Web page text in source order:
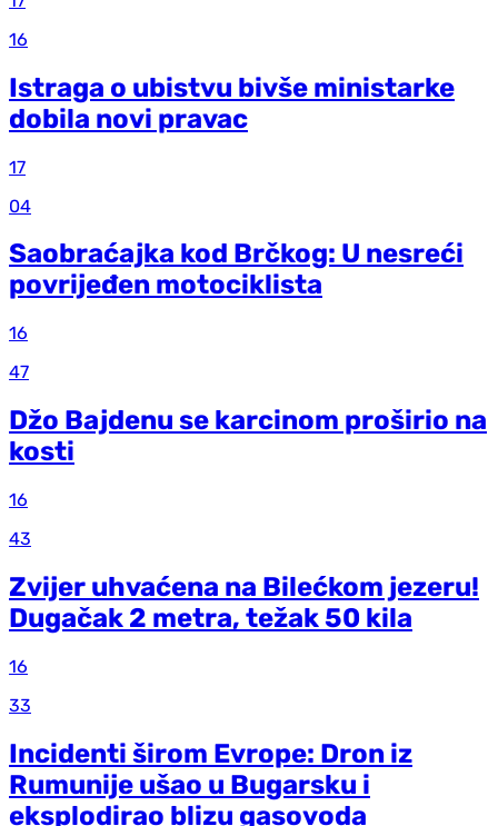
16
Istraga o ubistvu bivše ministarke
dobila novi pravac
17
04
Saobraćajka kod Brčkog: U nesreći
povrijeđen motociklista
16
47
Džo Bajdenu se karcinom proširio na
kosti
16
43
Zvijer uhvaćena na Bilećkom jezeru!
Dugačak 2 metra, težak 50 kila
16
33
Incidenti širom Evrope: Dron iz
Rumunije ušao u Bugarsku i
eksplodirao blizu gasovoda